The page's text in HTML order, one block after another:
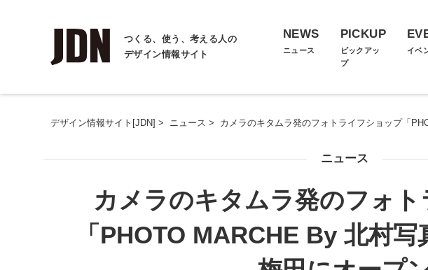
つくる、使う、考える人の
デザイン情報サイト
NEWS
ニュース
PICKUP
ピックアッ
プ
イベ
デザイン情報サイト[JDN] > ニュース > カメラのキタムラ発のフォトライフショップ「
ニュース
カメラのキタムラ発のフォ
「PHOTO MARCHE By 北村写